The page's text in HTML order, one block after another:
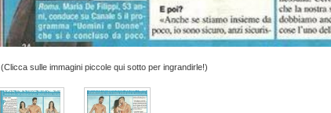
(Clicca sulle immagini piccole qui sotto per ingrandirle!)